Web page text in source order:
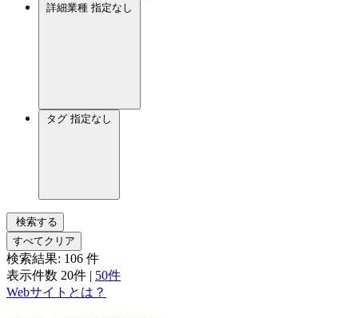
詳細業種 指定なし
タグ 指定なし
検索する
すべてクリア
検索結果: 106 件
表示件数 20件 | 50件
Webサイトとは？